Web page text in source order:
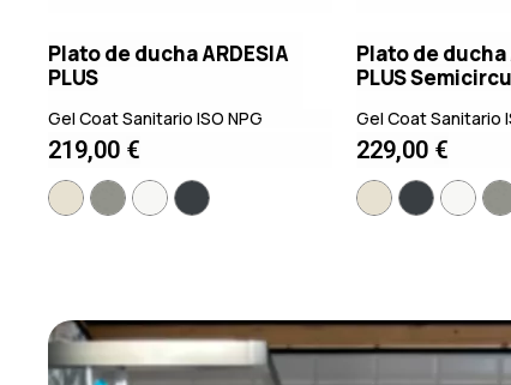
Plato de ducha ARDESIA
PLUS
Gel Coat Sanitario ISO NPG
219,00 €
Plato de ducha
PLUS
Gel Coat Sanitario
229,00 €